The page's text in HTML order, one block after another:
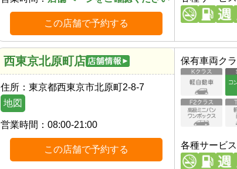
この店舗で予約する
西東京北原町店
住所： 東京都西東京市北原町2-8-7
地図
営業時間： 08:00-21:00
この店舗で予約する
保有車両ク
各種サービス